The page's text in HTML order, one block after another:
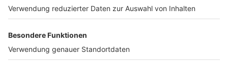
Werben
Archiv
ANTENNE BAYERN GROUP